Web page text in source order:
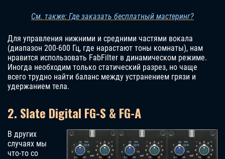
См. также: Где заказать бесплатный мастеринг?
Для управления нижними и средними частями вокала
(диапазон 200-600 Гц, где нарастают тоны комнаты), нам
нравится использовать FabFilter в динамическом режиме.
Иногда необходим только статический разрез, но чаще
всего трудно найти баланс между устранением грязи и
удержанием тела.
2. Slate Digital FG-S & FG-A
В других
случаях мы
что-то со